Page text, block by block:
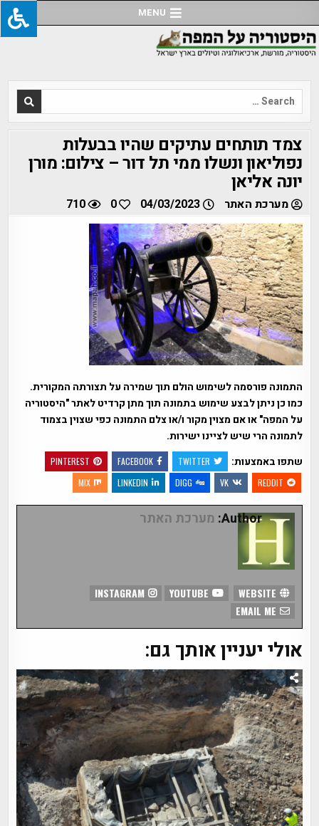
to
content
MENU
Search
for:
צמד תותחים עתיקים שהיו בבעלות
נפוליאון ונשלו ממי תל דור – צילום: מורן
יונה אליאן
מערכת האתר 04/03/2023
0
710
התמונה פורסמה לשימוש הולם תוך שמירה על תצורתה המקורית.
כמו כן ניתן לבצע שימוש בתמונה תוך מתן קרדיט לאתר "היסטוריה
על המפה" או אם מצוין מקור ו/או צלם התמונה כפי שצוין בצמוד
לתמונה הרי שיש לציינו ישירות.
שתפו באמצעות:
TWITTER
FACEBOOK
PINTEREST
REDDIT
VK
DIGG
LINKEDIN
MIX
Author: מערכת האתר
INSTAGRAM
אולי יעניין אותך גם: